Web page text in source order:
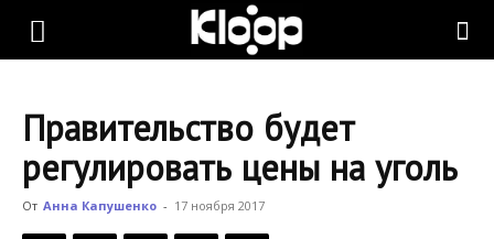
KLOOP.KG
Новости
Правительство будет
регулировать цены на уголь
От Анна Капушенко - 17 ноября 2017